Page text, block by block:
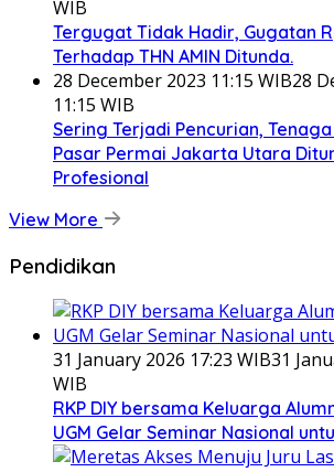
WIB
Tergugat Tidak Hadir, Gugatan
Terhadap THN AMIN Ditunda.
28 December 2023 11:15 WIB28
11:15 WIB
Sering Terjadi Pencurian,
Pasar Permai Jakarta Utara
Profesional
View More
Pendidikan
31 January 2026 17:23 WIB31
WIB
RKP DIY bersama Keluarga
UGM Gelar Seminar Nasional